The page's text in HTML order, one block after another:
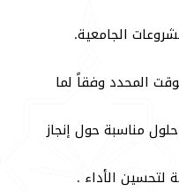
الجامعية.
المحدد وفقاً لما
مناسبة حول إنجاز
لتحسين الأداء .